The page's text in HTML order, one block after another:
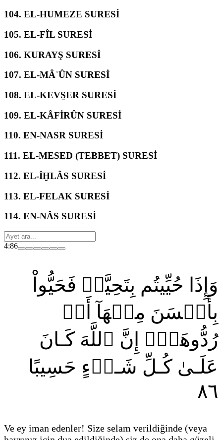
104. EL-HUMEZE SURESİ
105. EL-FÎL SURESİ
106. KURAYŞ SURESİ
107. EL-MÂʿÛN SURESİ
108. EL-KEVS̱ER SURESİ
109. EL-KÂFİRÛN SURESİ
110. EN-NASR SURESİ
111. EL-MESED (TEBBET) SURESİ
112. EL-İḪLÂS SURESİ
113. EL-FELAK SURESİ
114. EN-NÂS SURESİ
4:86
وَإِذَا حُيِّيتُم بِتَحِيَّةٖ فَحَيُّواْ
بِأَحۡسَنَ مِنۡهَآ أَوۡ
رُدُّوهَآۗ إِنَّ ٱللَّهَ كَـانَ
عَلَـىٰ كُـلِّ شَـيۡءٍ حَسِيبًا
٨٦
Ve ey iman edenler! Size selam verildiğinde (veya